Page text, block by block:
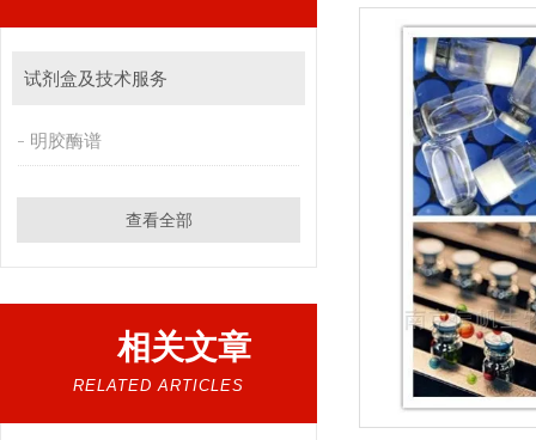
试剂盒及技术服务
明胶酶谱
查看全部
相关文章
RELATED ARTICLES